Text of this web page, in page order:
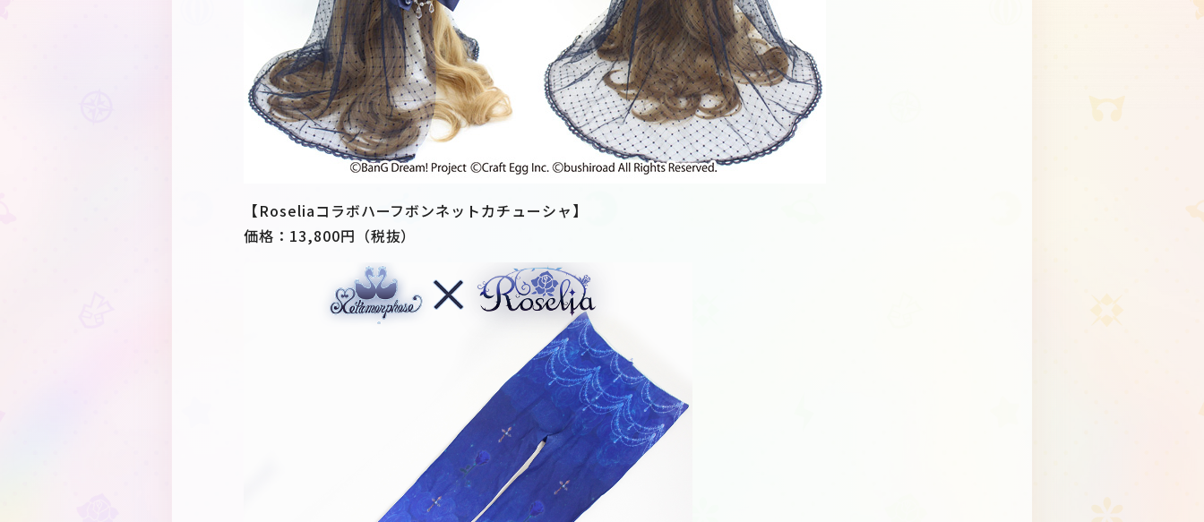
【Roseliaコラボハーフボンネットカチューシャ】
価格：13,800円（税抜）